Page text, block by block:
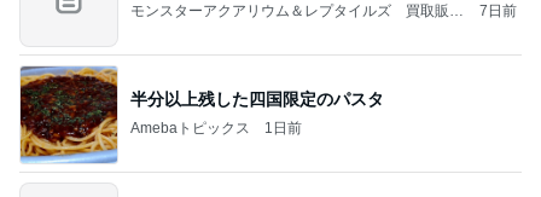
モンスターアクアリウム＆レプタイルズ 買取販売
7日前
半分以上残した四国限定のパスタ
Amebaトピックス 1日前